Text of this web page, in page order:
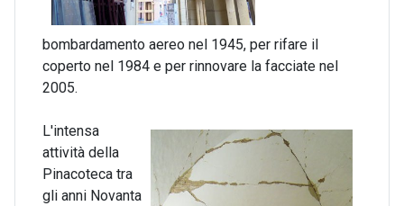
bombardamento aereo nel 1945, per rifare il
coperto nel 1984 e per rinnovare la facciate nel
2005.
L'intensa
attività della
Pinacoteca tra
gli anni Novanta